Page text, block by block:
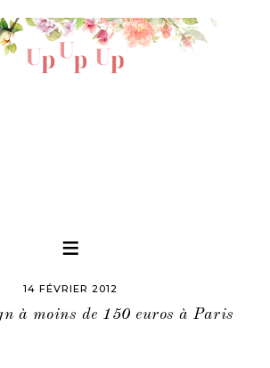
14 FÉVRIER 2012
à moins de 150 euros à Paris